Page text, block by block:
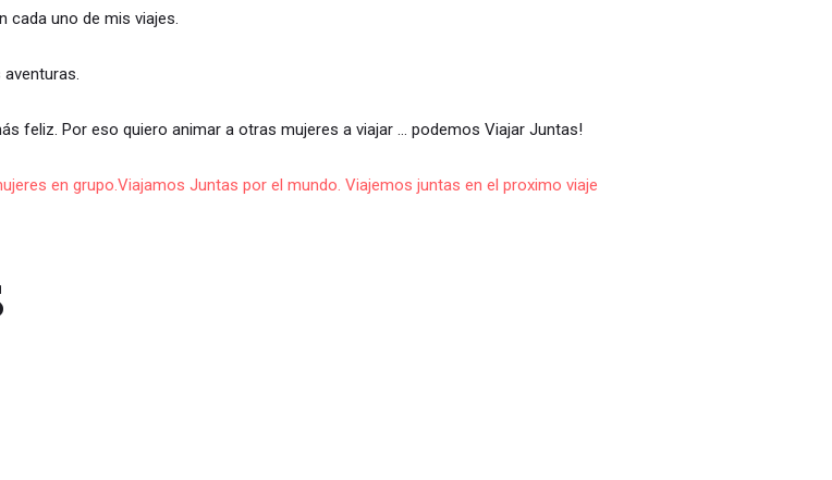
cada uno de mis viajes.
feliz. Por eso quiero animar a otras mujeres a viajar … podemos ​Viajar Juntas!